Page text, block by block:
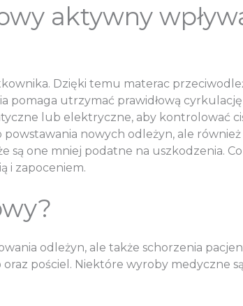
aktywny
Dzięki temu materac
pomaga utrzymać prawidłową
lub elektryczne, aby kontrolować
nowych odleżyn, ale
są one mniej podatne na uszkodzenia.
i zapoceniem.
odleżyn, ale także schorzenia
oraz pościel. Niektóre wyroby medyczne